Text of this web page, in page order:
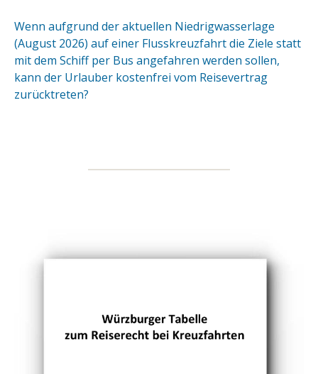
Wenn aufgrund der aktuellen Niedrigwasserlage
(August 2026) auf einer Flusskreuzfahrt die Ziele statt
mit dem Schiff per Bus angefahren werden sollen,
kann der Urlauber kostenfrei vom Reisevertrag
zurücktreten?